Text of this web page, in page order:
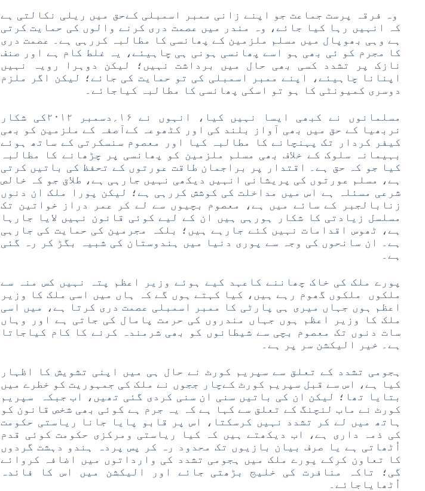
وہ فرقہ پرست جماعت جو اپنے زانی ممبر اسمبلی کےحق میں ریلی نکالتی ہے
کہ انہیں رہا کیا جائے، وہ مندر میں عصمت دری کرنے والوں کی حمایت کرتی
ہے وہی بھوپال میں مسلم ملزمین کے پھانسی کا مطالبہ کررہی ہے۔ عصمت دری
کا مجرم کو ئی بھی ہو اسے پھانسی ہونی ہی چاہیئے، یہ غلط کام ہے اور صنف
نازک پر تشدد کسی بھی حال میں برداشت نہیں؛ لیکن دوہرا رویہ نہیں
اپنانا چاہیئے، اپنے ممبر اسمبلی کی تو حمایت کی جائے؛ لیکن اگر ملزم
دوسری کمیونٹی کا ہو تو اسکی پھانسی کا مطالبہ کیاجائے۔
مسلمانوں نے کبھی ایسا نہیں کیا، انہوں نے ۱۶؍دسمبر ۲۰۱۲کی شکار
نربھیا کے حق میں بھی آواز بلند کی اور کٹھوعہ کےآصفہ کے ملزمین کو بھی
کیفر کردار تک پہنچانے کا مطالبہ کیا اور معصوم سنسکرتی کے ساتھ ہوئے
بہیمانہ سلوک کے خلاف بھی مسلم ملزمین کو پھانسی پر چڑھانے کا مطالبہ
کیا جو کہ حق ہے۔ اقتدار پر براجمان طاقت عورتوں کے تحفظ کی باتیں کرتی
ہے، مسلم عورتوں کی پریشانی انہیں دیکھی نہیں جارہی ہے، طلاق جو کہ خالص
شرعی مسئلہ ہے اس میں مداخلت کی کوشش کررہی ہے؛ لیکن پورا ملک ان دنوں
زنابالجبر کے سائے میں ہے، معصوم بچیوں سے لے کر عمر دراز خواتین تک
مسلسل زیادتی کا شکار ہورہی ہیں ان کے لیے کوئی قانون نہیں لایا جارہا
ہے، ٹھوس اقدامات نہیں کئے جارہے ہیں؛ بلکہ مجرمین کی حمایت کی جارہی
ہے۔ ان سانحوں کی وجہ سے پوری دنیا میں ہندوستان کی شبیہ بگڑ کر رہ گئی
ہے۔
پورے ملک کی خاک چھاننے کاعہد کیے ہوئے وزیر اعظم پتہ نہیں کس منہ سے
ملکوں ملکوں گھوم رہے ہیں، کیا کہتے ہوں گے کہ ہاں میں اسی ملک کا وزیر
اعظم ہوں جہاں میری ہی پارٹی کا ممبر اسمبلی عصمت دری کرتا ہے، میں اسی
ملک کا وزیر اعظم ہوں جہاں مندروں کی حرمت پامال کی جاتی ہے اور وہاں
سات دنوں تک معصوم بچی سے شیطانوں کو بھی شرمندہ کرنے کا کام کیاجاتا
ہے۔ خیر الیکشن سر پر ہے۔
ہجومی تشدد کے تعلق سے سپریم کورٹ نے حال ہی میں اپنی تشویش کا اظہار
کیا ہے، اس سے قبل سپریم کورٹ کےچار ججوں نے ملک کی جمہوریت کو خطرے میں
بتایا تھا؛ لیکن ان کی باتیں سنی ان سنی کردی گئی تھیں، اب جبکہ سپریم
کورٹ نے ماب لنچنگ کے تعلق سے کہا ہے کہ یہ جرم ہے کوئی بھی شخص قانون کو
ہاتھ میں لے کر تشدد نہیں کرسکتا، اس پر قابو پایا جانا ریاستی حکومت
کی ذمہ داری ہے، اب دیکھتے ہیں کہ کیا ریاستی ومرکزی حکومت کوئی قدم
اُٹھاتی ہے یا صرف بیان بازیوں تک محدود رہ کر پس پردہ ہندو دہشت گردوں
کا تعاون کرکے پورے ملک میں ہجومی تشدد کی وارداتوں میں اضافہ کروائے
گی؛ تاکہ منافرت کی خلیج بڑھتی جائے اور الیکشن میں اس کا فائدہ
اُٹھایاجائے۔